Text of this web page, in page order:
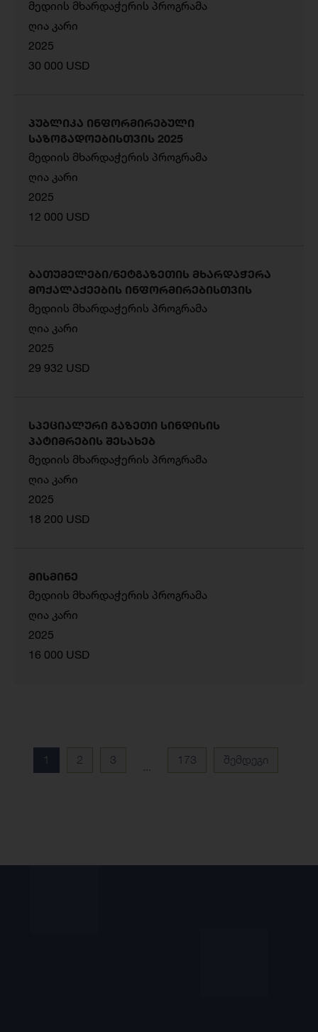
მედიის მხარდაჭერის პროგრამა
ღია კარი
2025
30 000 USD
პუბლიკა ინფორმირებული
საზოგადოებისთვის 2025
მედიის მხარდაჭერის პროგრამა
ღია კარი
2025
12 000 USD
ბათუმელები/ნეტგაზეთის მხარდაჭერა
მოქალაქეების ინფორმირებისთვის
მედიის მხარდაჭერის პროგრამა
ღია კარი
2025
29 932 USD
სპეციალური გაზეთი სინდისის
პატიმრების შესახებ
მედიის მხარდაჭერის პროგრამა
ღია კარი
2025
18 200 USD
მისმინე
მედიის მხარდაჭერის პროგრამა
ღია კარი
2025
16 000 USD
1 2 3
...
173 შემდეგი